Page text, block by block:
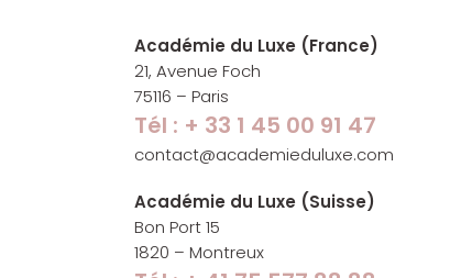
Académie du Luxe (France)
21, Avenue Foch
75116 – Paris
Tél : + 33 1 45 00 91 47
contact@academieduluxe.com
Académie du Luxe (Suisse)
Bon Port 15
1820 – Montreux